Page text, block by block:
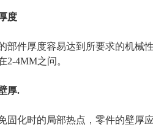
度
部件厚度容易达到所要求的机械
2-4MM之问。
厚.
固化时的局部热点，零件的壁厚